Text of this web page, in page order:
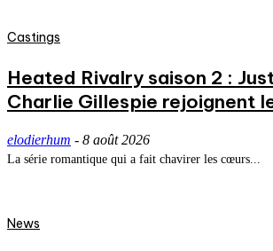
Castings
Heated Rivalry saison 2 :
Charlie Gillespie rejoignent
elodierhum - 8 août 2026
La série romantique qui a fait chavirer les cœurs...
News